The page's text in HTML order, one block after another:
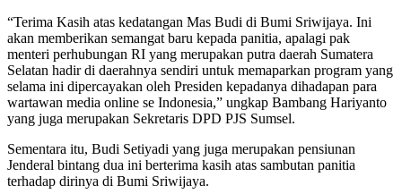
“Terima Kasih atas kedatangan Mas Budi di Bumi Sriwijaya. Ini
akan memberikan semangat baru kepada panitia, apalagi pak
menteri perhubungan RI yang merupakan putra daerah Sumatera
Selatan hadir di daerahnya sendiri untuk memaparkan program yang
selama ini dipercayakan oleh Presiden kepadanya dihadapan para
wartawan media online se Indonesia,” ungkap Bambang Hariyanto
yang juga merupakan Sekretaris DPD PJS Sumsel.
Sementara itu, Budi Setiyadi yang juga merupakan pensiunan
Jenderal bintang dua ini berterima kasih atas sambutan panitia
terhadap dirinya di Bumi Sriwijaya.